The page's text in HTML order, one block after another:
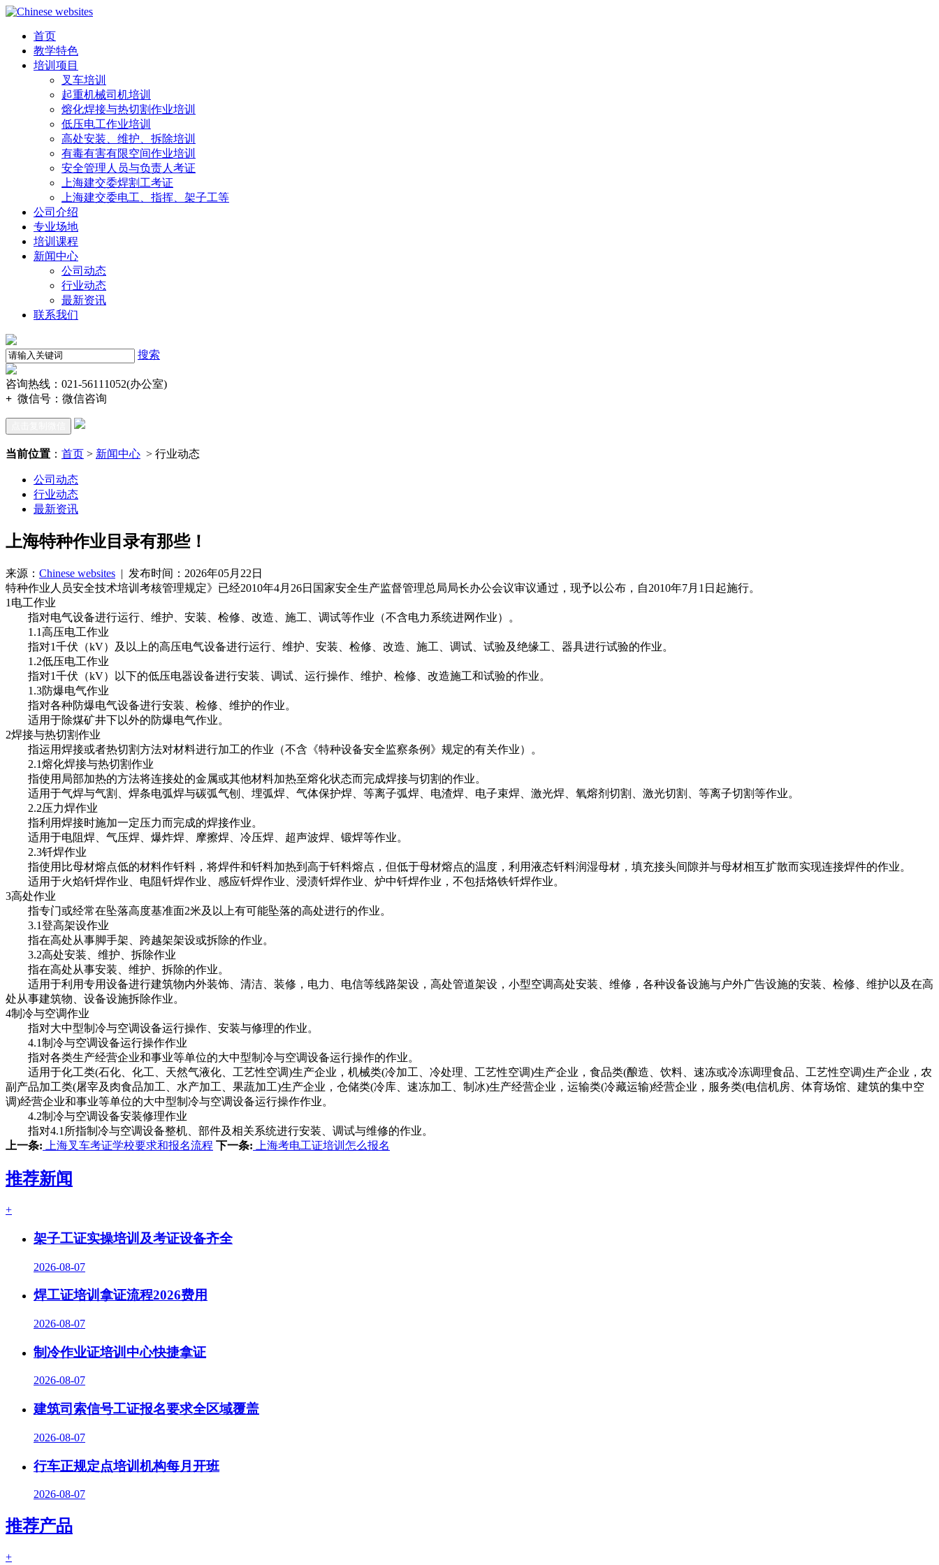
首页
教学特色
培训项目
叉车培训
起重机械司机培训
熔化焊接与热切割作业培训
低压电工作业培训
高处安装、维护、拆除培训
有毒有害有限空间作业培训
安全管理人员与负责人考证
上海建交委焊割工考证
上海建交委电工、指挥、架子工等
公司介绍
专业场地
培训课程
新闻中心
公司动态
行业动态
最新资讯
联系我们
搜索
咨询热线：021-56111052(办公室)
+ 微信号： 微信咨询
当前位置 ： 首页 > 新闻中心 > 行业动态
公司动态
行业动态
最新资讯
上海特种作业目录有那些！
来源： Chinese websites | 发布时间：2026年05月22日
特种作业人员安全技术培训考核管理规定》已经2010年4月26日国家安全生产监督管理总局局长办公会议审议通过，现予以公布，自2010年7月1日起施行。
1电工作业
指对电气设备进行运行、维护、安装、检修、改造、施工、调试等作业（不含电力系统进网作业）。
1.1高压电工作业
指对1千伏（kV）及以上的高压电气设备进行运行、维护、安装、检修、改造、施工、调试、试验及绝缘工、器具进行试验的作业。
1.2低压电工作业
指对1千伏（kV）以下的低压电器设备进行安装、调试、运行操作、维护、检修、改造施工和试验的作业。
1.3防爆电气作业
指对各种防爆电气设备进行安装、检修、维护的作业。
适用于除煤矿井下以外的防爆电气作业。
2焊接与热切割作业
指运用焊接或者热切割方法对材料进行加工的作业（不含《特种设备安全监察条例》规定的有关作业）。
2.1熔化焊接与热切割作业
指使用局部加热的方法将连接处的金属或其他材料加热至熔化状态而完成焊接与切割的作业。
适用于气焊与气割、焊条电弧焊与碳弧气刨、埋弧焊、气体保护焊、等离子弧焊、电渣焊、电子束焊、激光焊、氧熔剂切割、激光切割、等离子切割等作业。
2.2压力焊作业
指利用焊接时施加一定压力而完成的焊接作业。
适用于电阻焊、气压焊、爆炸焊、摩擦焊、冷压焊、超声波焊、锻焊等作业。
2.3钎焊作业
指使用比母材熔点低的材料作钎料，将焊件和钎料加热到高于钎料熔点，但低于母材熔点的温度，利用液态钎料润湿母材，填充接头间隙并与母材相互扩散而实现连接焊件的作业。
适用于火焰钎焊作业、电阻钎焊作业、感应钎焊作业、浸渍钎焊作业、炉中钎焊作业，不包括烙铁钎焊作业。
3高处作业
指专门或经常在坠落高度基准面2米及以上有可能坠落的高处进行的作业。
3.1登高架设作业
指在高处从事脚手架、跨越架架设或拆除的作业。
3.2高处安装、维护、拆除作业
指在高处从事安装、维护、拆除的作业。
适用于利用专用设备进行建筑物内外装饰、清洁、装修，电力、电信等线路架设，高处管道架设，小型空调高处安装、维修，各种设备设施与户外广告设施的安装、检修、维护以及在高
处从事建筑物、设备设施拆除作业。
4制冷与空调作业
指对大中型制冷与空调设备运行操作、安装与修理的作业。
4.1制冷与空调设备运行操作作业
指对各类生产经营企业和事业等单位的大中型制冷与空调设备运行操作的作业。
适用于化工类(石化、化工、天然气液化、工艺性空调)生产企业，机械类(冷加工、冷处理、工艺性空调)生产企业，食品类(酿造、饮料、速冻或冷冻调理食品、工艺性空调)生产企业，农
副产品加工类(屠宰及肉食品加工、水产加工、果蔬加工)生产企业，仓储类(冷库、速冻加工、制冰)生产经营企业，运输类(冷藏运输)经营企业，服务类(电信机房、体育场馆、建筑的集中空
调)经营企业和事业等单位的大中型制冷与空调设备运行操作作业。
4.2制冷与空调设备安装修理作业
指对4.1所指制冷与空调设备整机、部件及相关系统进行安装、调试与维修的作业。
上一条: 上海叉车考证学校要求和报名流程 下一条: 上海考电工证培训怎么报名
推荐新闻
+
架子工证实操培训及考证设备齐全
2026-08-07
焊工证培训拿证流程2026费用
2026-08-07
制冷作业证培训中心快捷拿证
2026-08-07
建筑司索信号工证报名要求全区域覆盖
2026-08-07
行车正规定点培训机构每月开班
2026-08-07
推荐产品
+